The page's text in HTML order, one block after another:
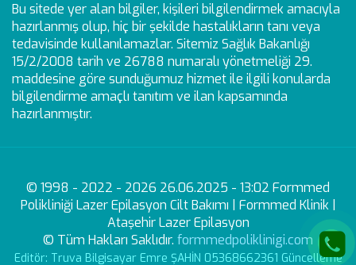
Bu sitede yer alan bilgiler, kişileri bilgilendirmek amacıyla
hazırlanmış olup, hiç bir şekilde hastalıkların tanı veya
tedavisinde kullanılamazlar. Sitemiz Sağlık Bakanlığı
15/2/2008 tarih ve 26788 numaralı yönetmeliği 29.
maddesine göre sunduğumuz hizmet ile ilgili konularda
bilgilendirme amaçlı tanıtım ve ilan kapsamında
hazırlanmıştır.
© 1998 - 2022 - 2026 26.06.2025 - 13:02 Formmed
Polikliniği Lazer Epilasyon Cilt Bakımı | Formmed Klinik |
Ataşehir Lazer Epilasyon
© Tüm Hakları Saklıdır. formmedpoliklinigi.com
Editör: Truva Bilgisayar Emre ŞAHİN 05368662361 Güncelleme